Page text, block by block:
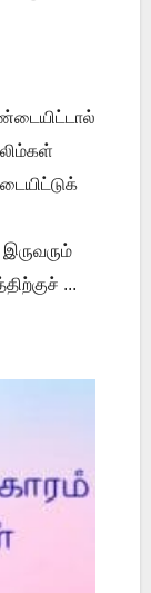
...